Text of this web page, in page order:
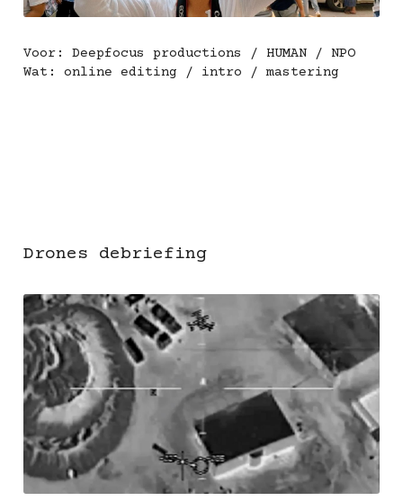
Voor: Deepfocus productions / HUMAN / NPO
Wat: online editing / intro / mastering
Drones debriefing